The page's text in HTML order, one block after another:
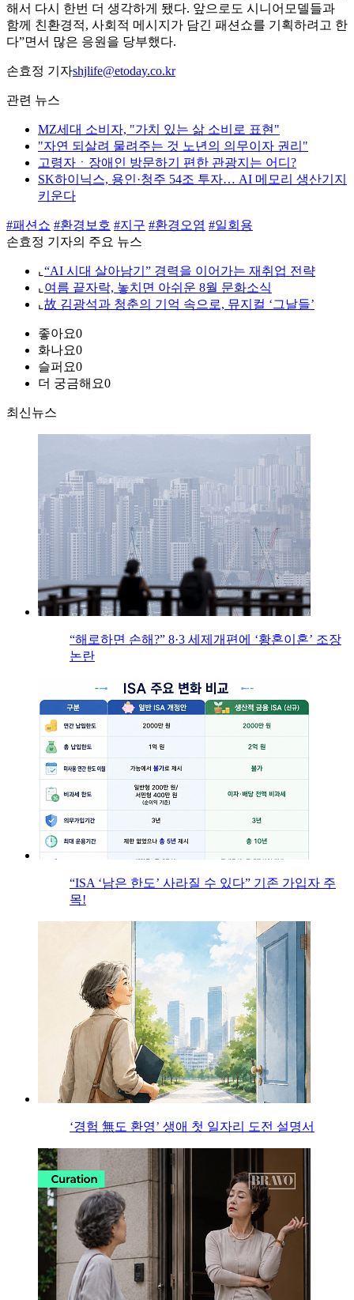
해서 다시 한번 더 생각하게 됐다. 앞으로도 시니어모델들과
함께 친환경적, 사회적 메시지가 담긴 패션쇼를 기획하려고 한
다”면서 많은 응원을 당부했다.
손효정 기자shjlife@etoday.co.kr
관련 뉴스
MZ세대 소비자, "가치 있는 삶 소비로 표현"
"자연 되살려 물려주는 것 노년의 의무이자 권리"
고령자ㆍ장애인 방문하기 편한 관광지는 어디?
SK하이닉스, 용인·청주 54조 투자… AI 메모리 생산기지
키운다
#패션쇼 #환경보호 #지구 #환경오염 #일회용
손효정 기자의 주요 뉴스
⌞ “AI 시대 살아남기” 경력을 이어가는 재취업 전략
⌞ 여름 끝자락, 놓치면 아쉬운 8월 문화소식
⌞ 故 김광석과 청춘의 기억 속으로, 뮤지컬 ‘그날들’
좋아요0
화나요0
슬퍼요0
더 궁금해요0
최신뉴스
“해로하면 손해?” 8·3 세제개편에 ‘황혼이혼’ 조장
논란
“ISA ‘남은 한도’ 사라질 수 있다” 기존 가입자 주
목!
‘경험 無도 환영’ 생애 첫 일자리 도전 설명서